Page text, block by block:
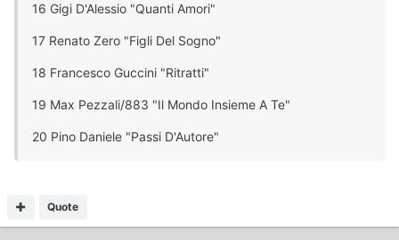
16 Gigi D'Alessio "Quanti Amori"
17 Renato Zero "Figli Del Sogno"
18 Francesco Guccini "Ritratti"
19 Max Pezzali/883 "Il Mondo Insieme A Te"
20 Pino Daniele "Passi D'Autore"
Quote